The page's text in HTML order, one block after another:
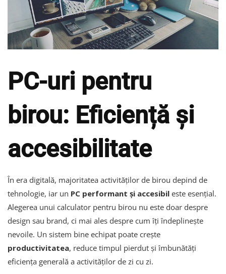
PC-uri pentru
birou: Eficiență și
accesibilitate
În era digitală, majoritatea activităților de birou depind de
tehnologie, iar un PC performant și accesibil este esențial.
Alegerea unui calculator pentru birou nu este doar despre
design sau brand, ci mai ales despre cum îți îndeplinește
nevoile. Un sistem bine echipat poate crește
productivitatea, reduce timpul pierdut și îmbunătăți
eficiența generală a activităților de zi cu zi.